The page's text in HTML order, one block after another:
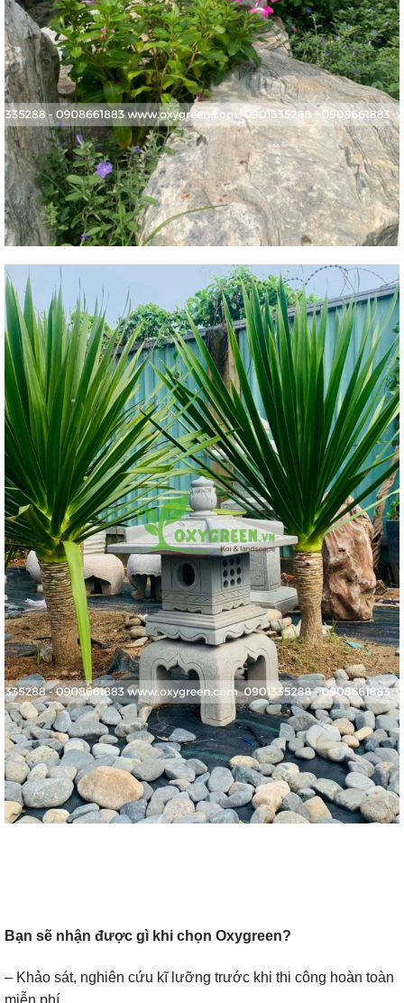
Bạn sẽ nhận được gì khi chọn Oxygreen?
– Khảo sát, nghiên cứu kĩ lưỡng trước khi thi công hoàn toàn
miễn phí.